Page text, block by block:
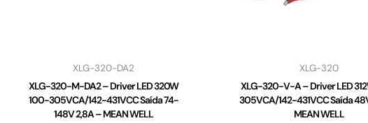
XLG-320-DA2
XLG-320-M-DA2 – Driver LED 320W
100-305VCA/142-431VCC Saída 74-
148V 2,8A – MEAN WELL
XLG-320
XLG-320-V-A – Driver LED
305VCA/142-431VCC Saída
MEAN WELL